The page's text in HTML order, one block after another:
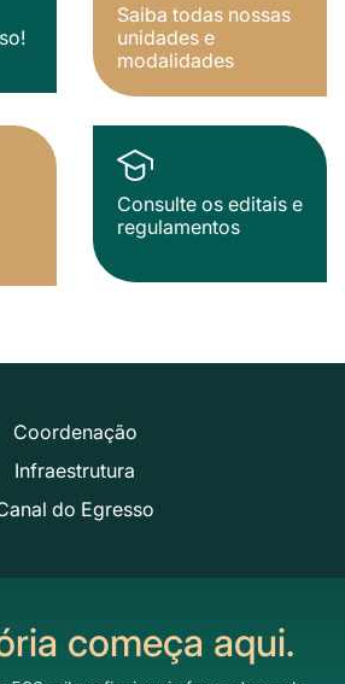
Saiba todas nossas
unidades e
modalidades
Consulte os editais e
regulamentos
Coordenação
Infraestrutura
do Egresso
começa aqui.